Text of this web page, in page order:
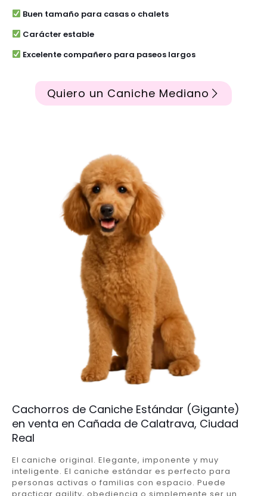
Buen tamaño para casas o chalets
Carácter estable
Excelente compañero para paseos largos
Quiero un Caniche Mediano
Cachorros de Caniche Estándar (Gigante)
en venta en Cañada de Calatrava, Ciudad
Real
El caniche original. Elegante, imponente y muy
inteligente. El caniche estándar es perfecto para
personas activas o familias con espacio. Puede
practicar agility, obediencia o simplemente ser un